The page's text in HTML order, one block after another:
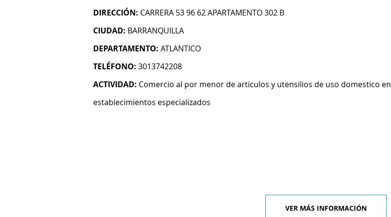
DIRECCIÓN: CARRERA 53 96 62 APARTAMENTO 302 B
CIUDAD: BARRANQUILLA
DEPARTAMENTO: ATLANTICO
TELÉFONO: 3013742208
ACTIVIDAD: Comercio al por menor de articulos y utensilios de uso domestico en
establecimientos especializados
VER MÁS INFORMACIÓN